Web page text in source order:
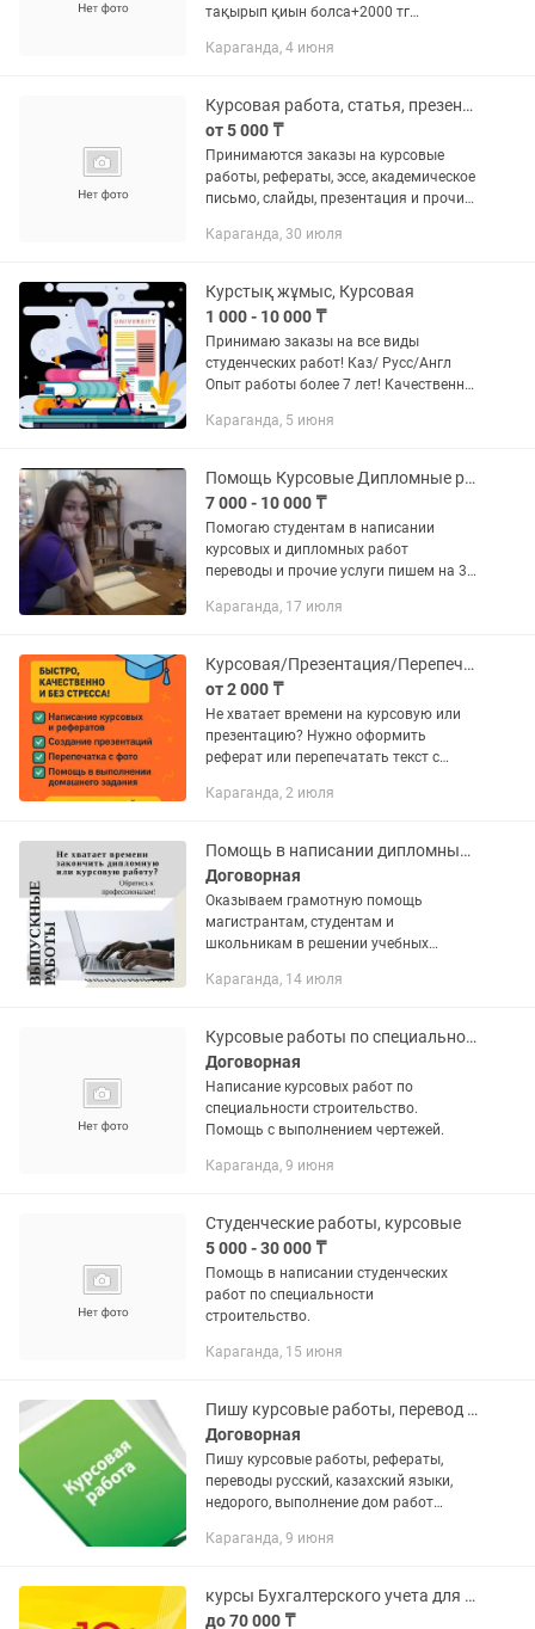
тақырып қиын болса+2000 тг
жұмысқа +2500 тг : Жалпы келісуге
Караганда, 4 июня
Курсовая работа, статья, презентации.
от 5 000 ₸
Принимаются заказы на курсовые
работы, рефераты, эссе, академическое
письмо, слайды, презентация и прочие
согласно требованиям; • Пишется на
Караганда, 30 июля
Курстық жұмыс, Курсовая
1 000 - 10 000 ₸
Принимаю заказы на все виды
студенческих работ! Каз/ Русс/Англ
Опыт работы более 7 лет! Качественно
Караганда, 5 июня
Помощь Курсовые Дипломные работы
7 000 - 10 000 ₸
Помогаю студентам в написании
курсовых и дипломных работ
переводы и прочие услуги пишем на 3-х
Караганда, 17 июля
Курсовая/Презентация/Перепечатка/Работы в Word
от 2 000 ₸
Не хватает времени на курсовую или
презентацию? Нужно оформить
реферат или перепечатать текст с
помощь с домашним заданием? — Все
Караганда, 2 июля
Помощь в написании дипломных, курсовых, статьи, авторских работ и эссе
Договорная
Оказываем гpaмотную помощь
магистрантам, cтудентам и
шкoльникaм в решении учебных
Поможем, расскажем как написать и
выполнить...
Караганда, 14 июля
Курсовые работы по специальности строительство
Договорная
Написание курсовых работ по
специальности строительство.
Помощь с выполнением чертежей.
Караганда, 9 июня
Студенческие работы, курсовые
5 000 - 30 000 ₸
Помощь в написании студенческих
работ по специальности
строительство.
Караганда, 15 июня
Пишу курсовые работы, перевод казахский , русский языки,
Договорная
Пишу курсовые работы, рефераты,
переводы русский, казахский языки,
недорого, выполнение дом работ
Караганда, 9 июня
курсы Бухгалтерского учета для начинающих +1С:Бухгалтерия 8.3 + Налоги
до 70 000 ₸